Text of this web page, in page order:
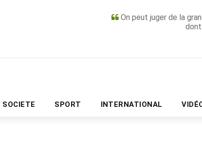
On peut juger de la
SOCIETE SPORT INTERNATIONAL
PUBLICITÉ